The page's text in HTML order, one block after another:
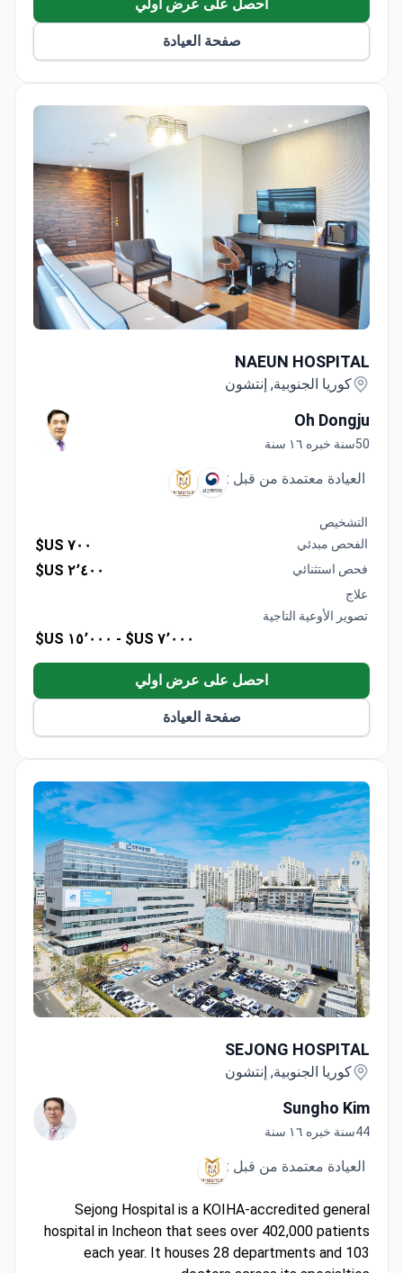
احصل على عرض اولي
صفحة العيادة
NAEUN HOSPITAL
كوريا الجنوبية, إنتشون
Oh Dongju
50سنة خبره ١٦ سنة
العيادة معتمدة من قبل :
التشخيص
الفحص مبدئي
٧٠٠ US$
فحص استثنائي ٢٬٤٠٠ US$
علاج
تصوير الأوعية التاجية
٧٬٠٠٠ US$ - ١٥٬٠٠٠ US$
احصل على عرض اولي
صفحة العيادة
SEJONG HOSPITAL
كوريا الجنوبية, إنتشون
Sungho Kim
44سنة خبره ١٦ سنة
العيادة معتمدة من قبل :
Sejong Hospital is a KOIHA-accredited general
hospital in Incheon that sees over 402,000 patients
each year. It houses 28 departments and 103